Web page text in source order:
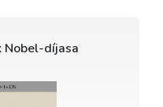
díjasa